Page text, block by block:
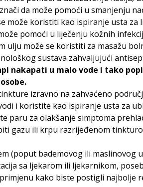
da može pomoći u smanjenju
može koristiti kao ispiranje usta
pomoći u liječenju kožnih
ulju može se koristiti za masažu
sustava zahvaljujući
nakapati u malo vode i tako
izravno na zahvaćeno
i koristite kao ispiranje usta za
paru za olakšanje simptoma
gazu ili krpu razrijeđenom
(poput bademovog ili maslinovog
sa ljekarom ili ljekarnikom,
kako biste postigli najbolje